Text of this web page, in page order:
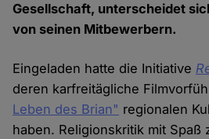
Gesellschaft, unterscheidet
von seinen Mitbewerbern.
Eingeladen hatte die Initiative
deren karfreitägliche
Leben des Brian" regionalen
haben. Religionskritik mit Spaß